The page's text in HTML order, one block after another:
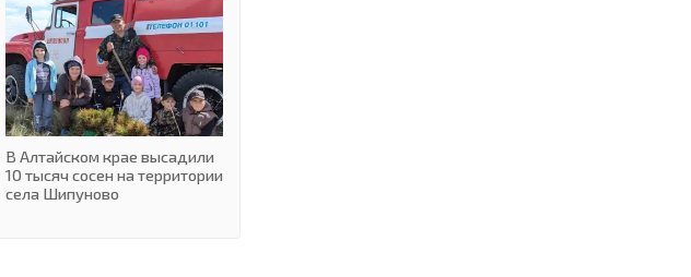
В Алтайском крае высадили
10 тысяч сосен на территории
села Шипуново